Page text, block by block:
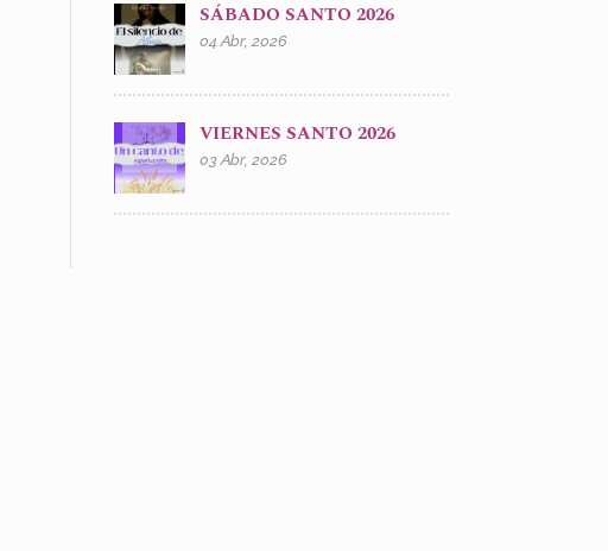
SÁBADO SANTO 2026
04 Abr, 2026
VIERNES SANTO 2026
03 Abr, 2026